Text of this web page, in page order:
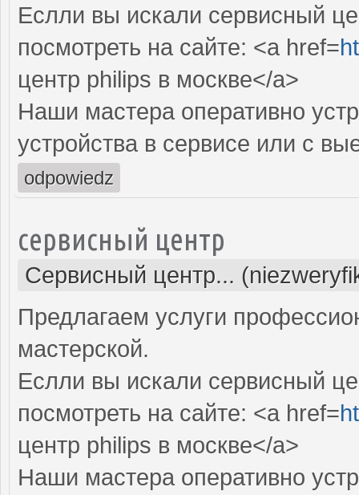
Еслли вы искали сервисный
посмотреть на сайте: <a href=
центр philips в москве</a>
Наши мастера оперативно
устройства в сервисе или с
odpowiedz
сервисный центр
Сервисный центр...
Предлагаем услуги
мастерской.
Еслли вы искали сервисный
посмотреть на сайте: <a href=
центр philips в москве</a>
Наши мастера оперативно